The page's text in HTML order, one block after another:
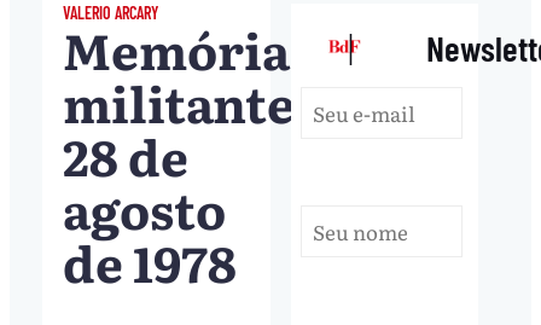
VALERIO ARCARY
Memória
militante,
28 de
agosto
de 1978
|